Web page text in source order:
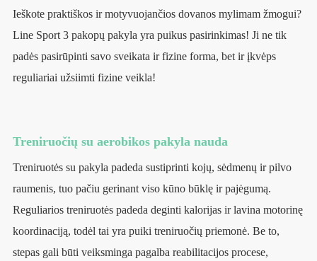
Ieškote praktiškos ir motyvuojančios dovanos mylimam žmogui?
Line Sport 3 pakopų pakyla yra puikus pasirinkimas! Ji ne tik
padės pasirūpinti savo sveikata ir fizine forma, bet ir įkvėps
reguliariai užsiimti fizine veikla!
Treniruočių su aerobikos pakyla nauda
Treniruotės su pakyla padeda sustiprinti kojų, sėdmenų ir pilvo
raumenis, tuo pačiu gerinant viso kūno būklę ir pajėgumą.
Reguliarios treniruotės padeda deginti kalorijas ir lavina motorinę
koordinaciją, todėl tai yra puiki treniruočių priemonė. Be to,
stepas gali būti veiksminga pagalba reabilitacijos procese,